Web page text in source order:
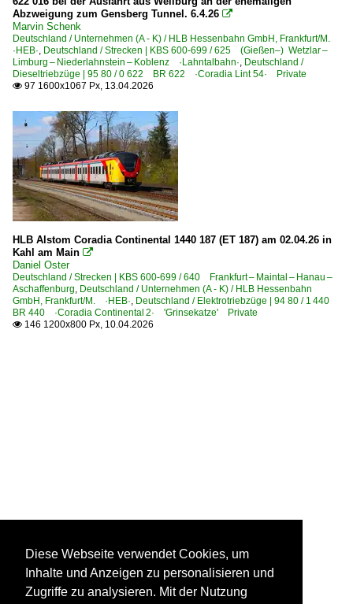
Abzweigung zum Gensberg Tunnel. 6.4.26 
Marvin Schenk
Deutschland / Unternehmen (A - K) / HLB Hessenbahn GmbH, Frankfurt/M.
·HEB· Deutschland / Strecken | KBS 600-699 / 625 (Gießen–) Wetzlar –
Limburg – Niederlahnstein – Koblenz ·Lahntalbahn· Deutschland /
Dieseltriebzüge | 95 80 / 0 622 BR 622 ·Coradia Lint 54· Private
 97 1600x1067 Px, 13.04.2026
HLB Alstom Coradia Continental 1440 187 (ET 187) am 02.04.26 in
Kahl am Main 
Daniel Oster
Deutschland / Strecken | KBS 600-699 / 640 Frankfurt – Maintal – Hanau –
Aschaffenburg Deutschland / Unternehmen (A - K) / HLB Hessenbahn
GmbH, Frankfurt/M. ·HEB· Deutschland / Elektrotriebzüge | 94 80 / 1 440
BR 440 ·Coradia Continental 2· 'Grinsekatze' Private
 146 1200x800 Px, 10.04.2026
Diese Webseite verwendet Cookies, um
Inhalte und Anzeigen zu personalisieren und
Zugriffe zu analysieren. Mit der Nutzung